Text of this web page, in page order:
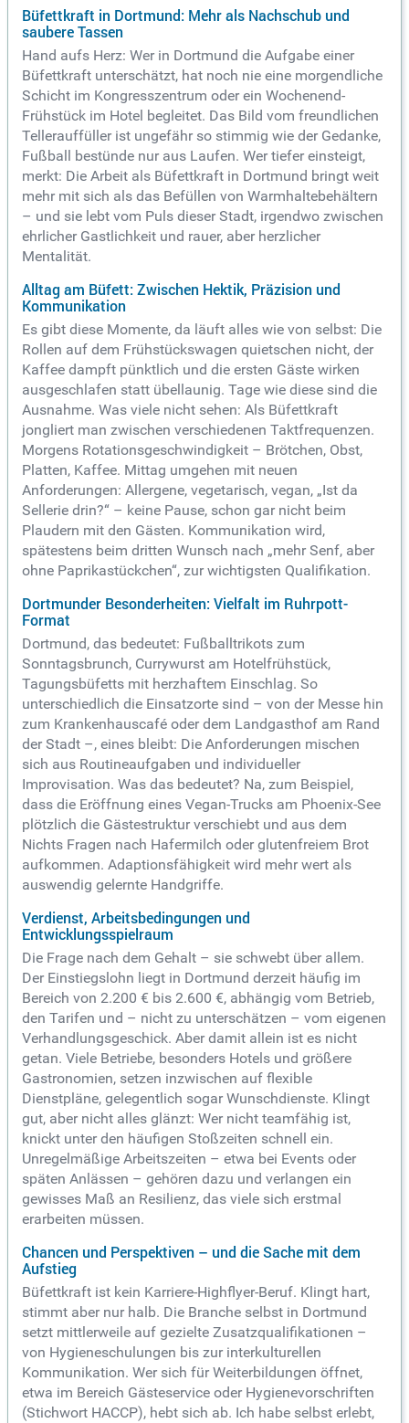
Büfettkraft in Dortmund: Mehr als Nachschub und
saubere Tassen
Hand aufs Herz: Wer in Dortmund die Aufgabe einer
Büfettkraft unterschätzt, hat noch nie eine morgendliche
Schicht im Kongresszentrum oder ein Wochenend-
Frühstück im Hotel begleitet. Das Bild vom freundlichen
Tellerauffüller ist ungefähr so stimmig wie der Gedanke,
Fußball bestünde nur aus Laufen. Wer tiefer einsteigt,
merkt: Die Arbeit als Büfettkraft in Dortmund bringt weit
mehr mit sich als das Befüllen von Warmhaltebehältern
– und sie lebt vom Puls dieser Stadt, irgendwo zwischen
ehrlicher Gastlichkeit und rauer, aber herzlicher
Mentalität.
Alltag am Büfett: Zwischen Hektik, Präzision und
Kommunikation
Es gibt diese Momente, da läuft alles wie von selbst: Die
Rollen auf dem Frühstückswagen quietschen nicht, der
Kaffee dampft pünktlich und die ersten Gäste wirken
ausgeschlafen statt übellaunig. Tage wie diese sind die
Ausnahme. Was viele nicht sehen: Als Büfettkraft
jongliert man zwischen verschiedenen Taktfrequenzen.
Morgens Rotationsgeschwindigkeit – Brötchen, Obst,
Platten, Kaffee. Mittag umgehen mit neuen
Anforderungen: Allergene, vegetarisch, vegan, „Ist da
Sellerie drin?“ – keine Pause, schon gar nicht beim
Plaudern mit den Gästen. Kommunikation wird,
spätestens beim dritten Wunsch nach „mehr Senf, aber
ohne Paprikastückchen“, zur wichtigsten Qualifikation.
Dortmunder Besonderheiten: Vielfalt im Ruhrpott-
Format
Dortmund, das bedeutet: Fußballtrikots zum
Sonntagsbrunch, Currywurst am Hotelfrühstück,
Tagungsbüfetts mit herzhaftem Einschlag. So
unterschiedlich die Einsatzorte sind – von der Messe hin
zum Krankenhauscafé oder dem Landgasthof am Rand
der Stadt –, eines bleibt: Die Anforderungen mischen
sich aus Routineaufgaben und individueller
Improvisation. Was das bedeutet? Na, zum Beispiel,
dass die Eröffnung eines Vegan-Trucks am Phoenix-See
plötzlich die Gästestruktur verschiebt und aus dem
Nichts Fragen nach Hafermilch oder glutenfreiem Brot
aufkommen. Adaptionsfähigkeit wird mehr wert als
auswendig gelernte Handgriffe.
Verdienst, Arbeitsbedingungen und
Entwicklungsspielraum
Die Frage nach dem Gehalt – sie schwebt über allem.
Der Einstiegslohn liegt in Dortmund derzeit häufig im
Bereich von 2.200 € bis 2.600 €, abhängig vom Betrieb,
den Tarifen und – nicht zu unterschätzen – vom eigenen
Verhandlungsgeschick. Aber damit allein ist es nicht
getan. Viele Betriebe, besonders Hotels und größere
Gastronomien, setzen inzwischen auf flexible
Dienstpläne, gelegentlich sogar Wunschdienste. Klingt
gut, aber nicht alles glänzt: Wer nicht teamfähig ist,
knickt unter den häufigen Stoßzeiten schnell ein.
Unregelmäßige Arbeitszeiten – etwa bei Events oder
späten Anlässen – gehören dazu und verlangen ein
gewisses Maß an Resilienz, das viele sich erstmal
erarbeiten müssen.
Chancen und Perspektiven – und die Sache mit dem
Aufstieg
Büfettkraft ist kein Karriere-Highflyer-Beruf. Klingt hart,
stimmt aber nur halb. Die Branche selbst in Dortmund
setzt mittlerweile auf gezielte Zusatzqualifikationen –
von Hygieneschulungen bis zur interkulturellen
Kommunikation. Wer sich für Weiterbildungen öffnet,
etwa im Bereich Gästeservice oder Hygienevorschriften
(Stichwort HACCP), hebt sich ab. Ich habe selbst erlebt,